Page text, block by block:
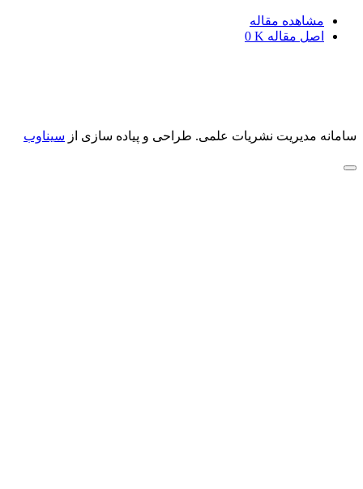
مشاهده مقاله
اصل مقاله 0 K
سامانه مدیریت نشریات علمی. طراحی و پیاده سازی از سیناوب